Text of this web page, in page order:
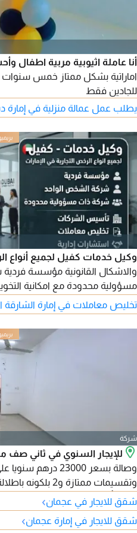
أنا عاملة اثيوبية مربية اطفال
اماراتية بشكل ممتاز خمس
للجادين فقط
يطلب عمل عمالة منزلية في إمارة
وكيل خدمات كفيل لجميع أنواع
والاشكال القانونية مؤسسة
مسؤولية محدودة مع امكانية
المعاملات الحكومية الهيئة
والتوطين الفحص الطبي التأمين
المستثمرين والموظفين والعمالة
بطاقة المنشأة والايتشنل تصفية
تخليص معاملات في إمارة الشارقة
شركة
للإيجار السنوي في ثاني
وتقسيمات ممتازة
المستأجر بتركيب التكييف. تقع
جميع الخدمات مع سهولة الوصول
مدينة محمد بن زايد
شقق للايجار في عجمان›
شقق للايجار في إمارة عجمان›